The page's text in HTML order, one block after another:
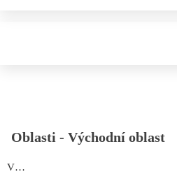
Oblasti - Východní oblast
Východní oblast